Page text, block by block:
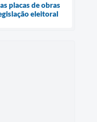
placas de obras
eleitoral